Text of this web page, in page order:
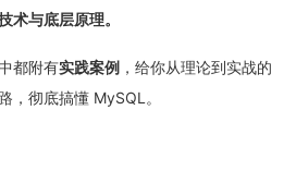
术与底层原理。
都附有实践案例 ，给你从理论到实战的
，彻底搞懂 MySQL。